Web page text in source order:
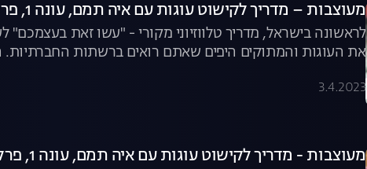
מעוצבות – מדריך לקישוט עוגות עם איה תמם, עונה 1, פרק 4: צהוב
לראשונה בישראל, מדריך טלווזיוני מקורי - "עשו זאת
את העוגות והמתוקים היפים שאתם רואים ברשתות
מבפנים וקאפייקס חמניות
3.4.2023
מעוצבות - מדריך לקישוט עוגות עם איה תמם, עונה 1, פרק 5: זהב